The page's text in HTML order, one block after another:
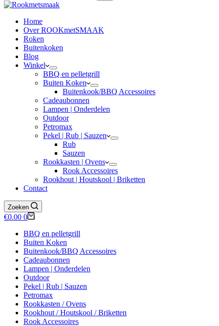
Home
Over ROOKmetSMAAK
Roken
Buitenkoken
Blog
Winkel
BBQ en pelletgrill
Buiten Koken
Buitenkook/BBQ Accessoires
Cadeaubonnen
Lampen | Onderdelen
Outdoor
Petromax
Pekel | Rub | Sauzen
Rub
Sauzen
Rookkasten | Ovens
Rook Accessoires
Rookhout | Houtskool | Briketten
Contact
Zoeken
Winkelwagen
€0.00 0
BBQ en pelletgrill
Buiten Koken
Buitenkook/BBQ Accessoires
Cadeaubonnen
Lampen | Onderdelen
Outdoor
Pekel | Rub | Sauzen
Petromax
Rookkasten / Ovens
Rookhout / Houtskool / Briketten
Rook Accessoires